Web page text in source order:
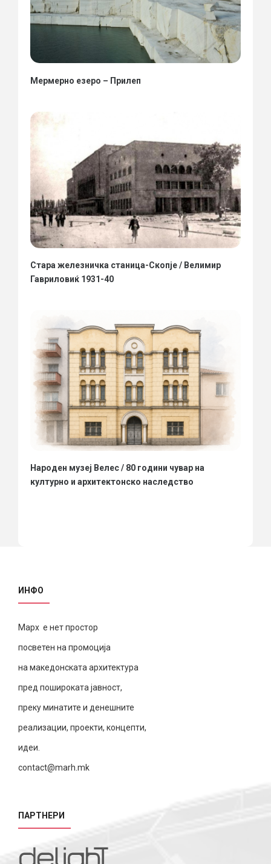
Мермерно езеро – Прилеп
Стара железничка станица-Скопје / Велимир
Гавриловиќ 1931-40
Народен музеј Велес / 80 години чувар на
културно и архитектонско наследство
ИНФО
Марх е нет простор
посветен на промоција
на македонската архитектура
пред пошироката јавност,
преку минатите и денешните
реализации, проекти, концепти,
идеи.
contact@marh.mk
ПАРТНЕРИ